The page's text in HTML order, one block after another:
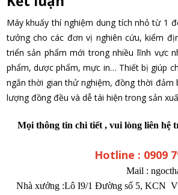
Máy khuấy thí nghiệm dung tích nhỏ từ 1
tưởng cho các đơn vị nghiên cứu, kiểm
triển sản phẩm mới trong nhiều lĩnh vực
phẩm, dược phẩm, mực in… Thiết bị giúp
ngắn thời gian thử nghiệm, đồng thời
lượng đồng đều và dễ tái hiện trong sản
Mọi thông tin chi tiết , vui lòng liên hệ
Hotline : 0909
Mail :
Nhà xưởng :Lô I9/1 Đường số 5, KCN